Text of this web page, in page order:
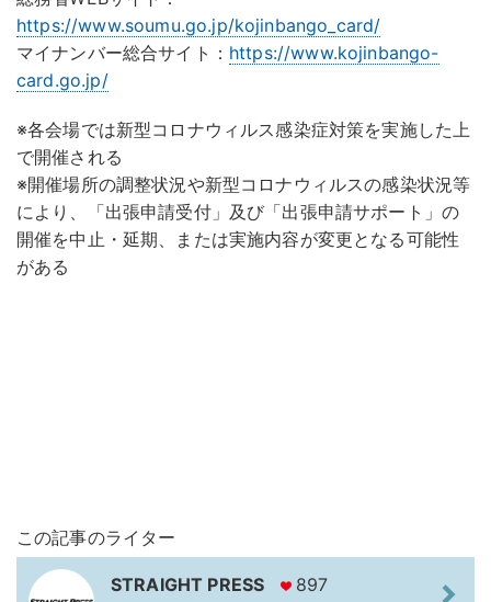
https://www.soumu.go.jp/kojinbango_card/
マイナンバー総合サイト： https://www.kojinbango-
card.go.jp/
※各会場では新型コロナウィルス感染症対策を実施した上
で開催される
※開催場所の調整状況や新型コロナウィルスの感染状況等
により、「出張申請受付」及び「出張申請サポート」の
開催を中止・延期、または実施内容が変更となる可能性
がある
この記事のライター
STRAIGHT PRESS 897